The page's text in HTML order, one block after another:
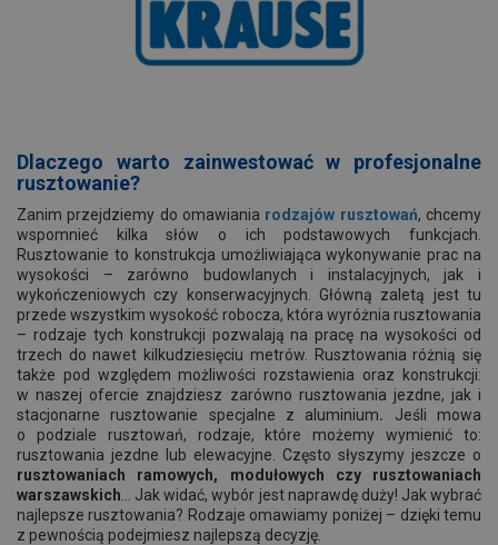
Dlaczego warto zainwestować w profesjonalne
rusztowanie?
Zanim przejdziemy do omawiania rodzajów rusztowań, chcemy
wspomnieć kilka słów o ich podstawowych funkcjach.
Rusztowanie to konstrukcja umożliwiająca wykonywanie prac na
wysokości – zarówno budowlanych i instalacyjnych, jak i
wykończeniowych czy konserwacyjnych. Główną zaletą jest tu
przede wszystkim wysokość robocza, która wyróżnia rusztowania
– rodzaje tych konstrukcji pozwalają na pracę na wysokości od
trzech do nawet kilkudziesięciu metrów. Rusztowania różnią się
także pod względem możliwości rozstawienia oraz konstrukcji:
w naszej ofercie znajdziesz zarówno rusztowania jezdne, jak i
stacjonarne rusztowanie specjalne z aluminium. Jeśli mowa
o podziale rusztowań, rodzaje, które możemy wymienić to:
rusztowania jezdne lub elewacyjne. Często słyszymy jeszcze o
rusztowaniach ramowych, modułowych czy rusztowaniach
warszawskich … Jak widać, wybór jest naprawdę duży! Jak wybrać
najlepsze rusztowania? Rodzaje omawiamy poniżej – dzięki temu
z pewnością podejmiesz najlepszą decyzję.